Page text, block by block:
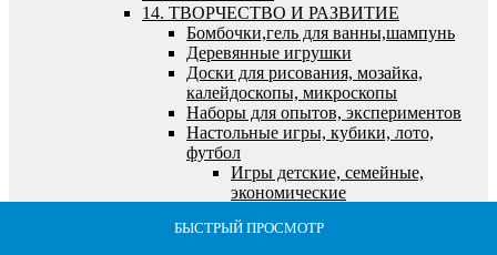
БЫСТРЫЙ ПРОСМОТР
БЫСТРЫЙ ПРОСМОТР
БЫСТРЫЙ ПРОСМОТР
БЫСТРЫЙ ПРОСМОТР
БЫСТРЫЙ ПРОСМОТР
14. ТВОРЧЕСТВО И РАЗВИТИЕ
Бомбочки,гель для ванны,шампунь
Деревянные игрушки
Доски для рисования, мозайка,
калейдоскопы, микроскопы
Наборы для опытов, экспериментов
Настольные игры, кубики, лото,
футбол
Игры детские, семейные,
экономические
и логические игры